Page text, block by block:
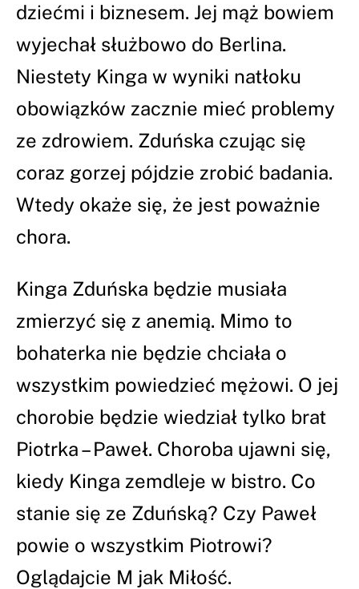
dziećmi i biznesem. Jej mąż bowiem
wyjechał służbowo do Berlina.
Niestety Kinga w wyniki natłoku
obowiązków zacznie mieć problemy
ze zdrowiem. Zduńska czując się
coraz gorzej pójdzie zrobić badania.
Wtedy okaże się, że jest poważnie
chora.
Kinga Zduńska będzie musiała
zmierzyć się z anemią. Mimo to
bohaterka nie będzie chciała o
wszystkim powiedzieć mężowi. O jej
chorobie będzie wiedział tylko brat
Piotrka – Paweł. Choroba ujawni się,
kiedy Kinga zemdleje w bistro. Co
stanie się ze Zduńską? Czy Paweł
powie o wszystkim Piotrowi?
Oglądajcie M jak Miłość.